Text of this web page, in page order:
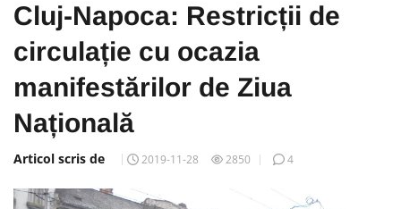
Cluj-Napoca: Restricții de
circulație cu ocazia
manifestărilor de Ziua
Națională
Articol scris de 2019-11-28 2850 4